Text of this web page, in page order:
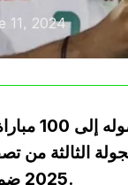
11, 2024
أعرب المدافع
الثالثة من
2025 ضمن المجموعة الخامسة.